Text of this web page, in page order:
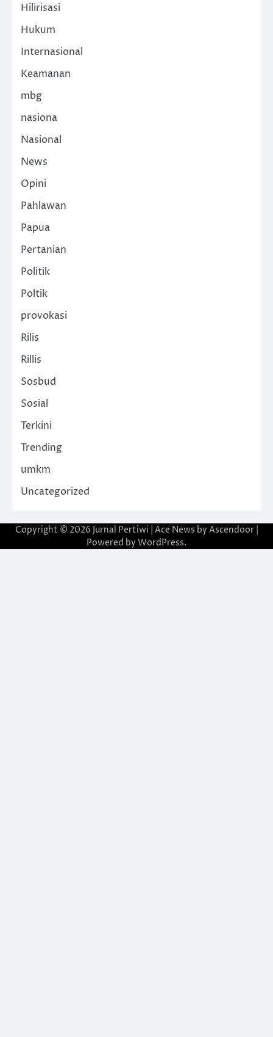
Hilirisasi
Hukum
Internasional
Keamanan
mbg
nasiona
Nasional
News
Opini
Pahlawan
Papua
Pertanian
Politik
Poltik
provokasi
Rilis
Rillis
Sosbud
Sosial
Terkini
Trending
umkm
Uncategorized
Copyright © 2026 Jurnal Pertiwi | Ace News by Ascendoor|
Powered by WordPress.